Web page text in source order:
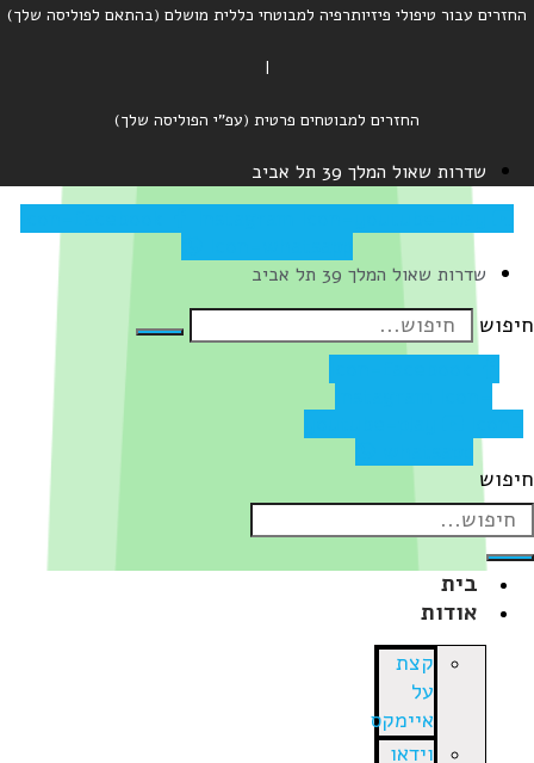
החזרים עבור טיפולי פיזיותרפיה למבוטחי כללית מושלם (בהתאם לפוליסה שלך)
החזרים למבוטחים פרטית (עפ"י הפוליסה שלך)
שדרות שאול המלך 39 תל אביב
שדרות שאול המלך 39 תל אביב
בית
אודות
קצת
על
איימקס
וידאו